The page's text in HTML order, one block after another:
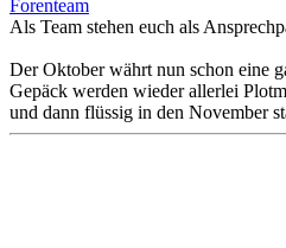
Forenteam
Als Team stehen euch als
Der Oktober währt nun schon eine
Gepäck werden wieder allerlei
und dann flüssig in den November